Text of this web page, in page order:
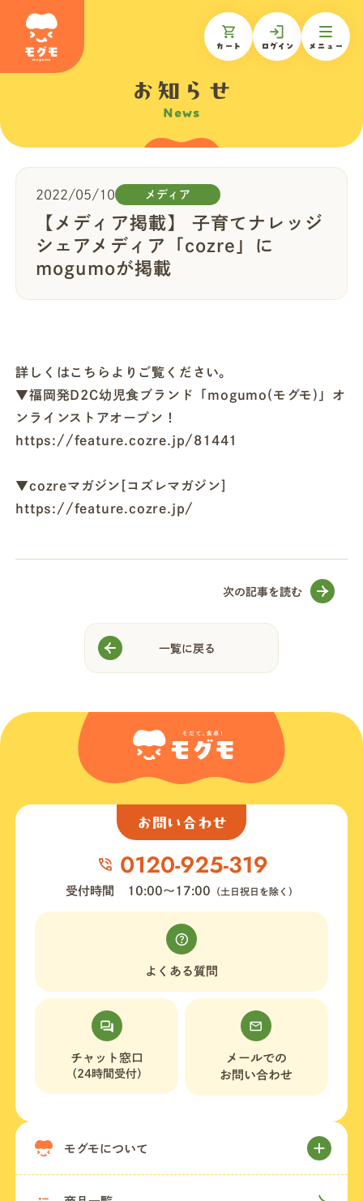
カート ログイン メニュー
ギフトを贈る
店舗一覧
モグモマガジン
お知らせ
News
2022/05/10 メディア
【メディア掲載】 子育てナレッジ
シェアメディア「cozre」に
mogumoが掲載
詳しくはこちらよりご覧ください。
▼福岡発D2C幼児食ブランド「mogumo(モグモ)」オ
ンラインストアオープン！
https://feature.cozre.jp/81441
▼cozreマガジン[コズレマガジン]
https://feature.cozre.jp/
一覧に戻る
次の記事を読む
お問い合わせ
受付時間 10:00〜17:00 （土日祝日を除く）
よくある質問
チャット窓口
（24時間受付）
メールでの
お問い合わせ
モグモについて